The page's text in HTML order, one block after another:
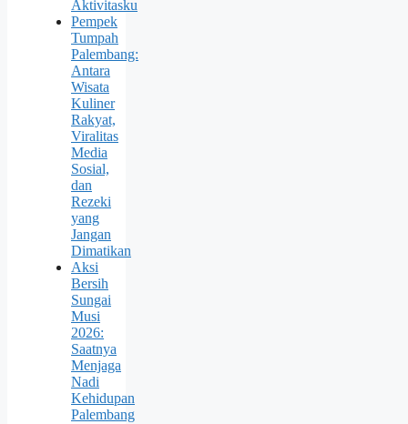
Aktivitasku
Pempek
Tumpah
Palembang:
Antara
Wisata
Kuliner
Rakyat,
Viralitas
Media
Sosial,
dan
Rezeki
yang
Jangan
Dimatikan
Aksi
Bersih
Sungai
Musi
2026:
Saatnya
Menjaga
Nadi
Kehidupan
Palembang